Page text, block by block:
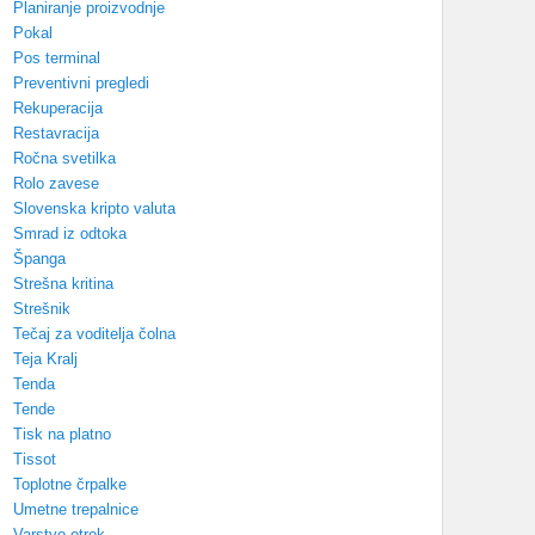
Planiranje proizvodnje
Pokal
Pos terminal
Preventivni pregledi
Rekuperacija
Restavracija
Ročna svetilka
Rolo zavese
Slovenska kripto valuta
Smrad iz odtoka
Španga
Strešna kritina
Strešnik
Tečaj za voditelja čolna
Teja Kralj
Tenda
Tende
Tisk na platno
Tissot
Toplotne črpalke
Umetne trepalnice